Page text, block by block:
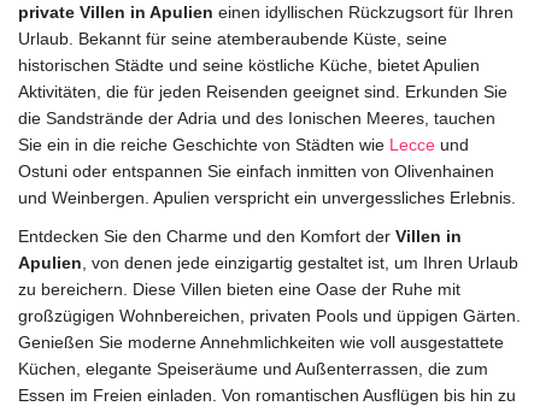
private Villen in Apulien einen idyllischen Rückzugsort für Ihren
Urlaub. Bekannt für seine atemberaubende Küste, seine
historischen Städte und seine köstliche Küche, bietet Apulien
Aktivitäten, die für jeden Reisenden geeignet sind. Erkunden Sie
die Sandstrände der Adria und des Ionischen Meeres, tauchen
Sie ein in die reiche Geschichte von Städten wie Lecce und
Ostuni oder entspannen Sie einfach inmitten von Olivenhainen
und Weinbergen. Apulien verspricht ein unvergessliches Erlebnis.
Entdecken Sie den Charme und den Komfort der Villen in
Apulien , von denen jede einzigartig gestaltet ist, um Ihren Urlaub
zu bereichern. Diese Villen bieten eine Oase der Ruhe mit
großzügigen Wohnbereichen, privaten Pools und üppigen Gärten.
Genießen Sie moderne Annehmlichkeiten wie voll ausgestattete
Küchen, elegante Speiseräume und Außenterrassen, die zum
Essen im Freien einladen. Von romantischen Ausflügen bis hin zu